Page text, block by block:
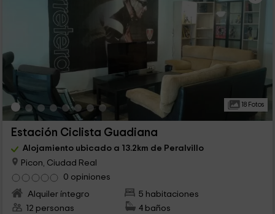
18 Fotos
Estación Ciclista Guadiana
Alojamiento ubicado a 13.2km de Peralvillo
Picon, Ciudad Real
0 opiniones
Alquiler íntegro
5 habitaciones
12 personas
4 baños